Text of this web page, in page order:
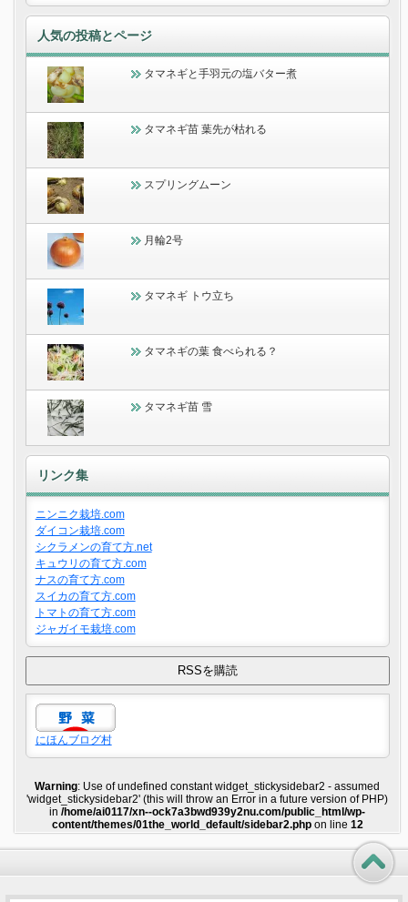
人気の投稿とページ
タマネギと手羽元の塩バター煮
タマネギ苗 葉先が枯れる
スプリングムーン
月輪2号
タマネギ トウ立ち
タマネギの葉 食べられる？
タマネギ苗 雪
リンク集
ニンニク栽培.com
ダイコン栽培.com
シクラメンの育て方.net
キュウリの育て方.com
ナスの育て方.com
スイカの育て方.com
トマトの育て方.com
ジャガイモ栽培.com
にほんブログ村
Warning: Use of undefined constant widget_stickysidebar2 - assumed
'widget_stickysidebar2' (this will throw an Error in a future version of PHP)
in/home/ai0117/xn--ock7a3bwd939y2nu.com/public_html/wp-
content/themes/01the_world_default/sidebar2.phpon line 12